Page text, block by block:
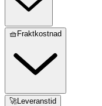
🧺Fraktkostnad
🚀Leveranstid